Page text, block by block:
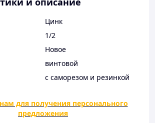
Цинк
1/2
Новое
винтовой
с саморезом и резинкой
для получения персонального
предложения